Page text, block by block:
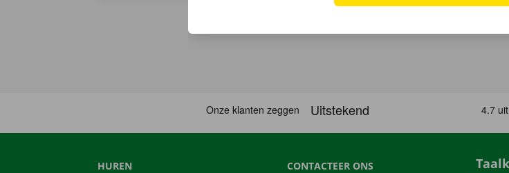
HUREN
CONTACTEER ONS